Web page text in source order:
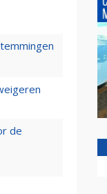
de